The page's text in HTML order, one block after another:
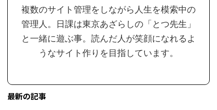
複数のサイト管理をしながら人生を模索中の
管理人。日課は東京あざらしの「とつ先生」
と一緒に遊ぶ事。読んだ人が笑顔になれるよ
うなサイト作りを目指しています。
最新の記事